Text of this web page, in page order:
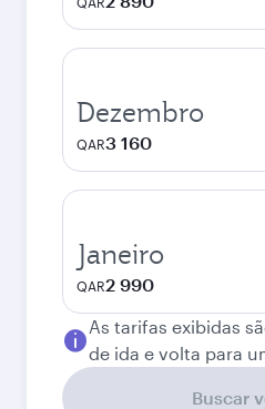
Dezembro
QAR3 160
Janeiro
QAR2 990
As tarifas exibidas
de ida e volta para
Buscar